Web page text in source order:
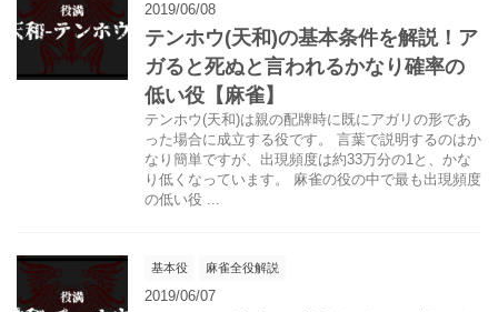
2019/06/08
テンホウ(天和)の基本条件を解説！ア
ガると死ぬと言われるかなり確率の
低い役【麻雀】
テンホウ(天和)は親の配牌時に既にアガリの形であ
った場合に成立する役です。 言葉で説明するのはか
なり簡単ですが、出現頻度は約33万分の1と、かな
り低くなっています。 麻雀の役の中で最も出現頻度
の低い役 ...
基本役 麻雀全役解説
2019/06/07